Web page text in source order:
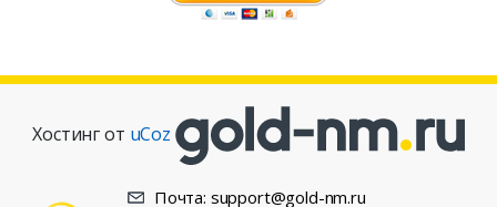
Хостинг от uCoz
Почта: support@gold-nm.ru